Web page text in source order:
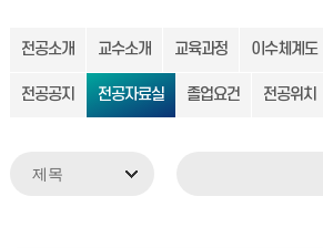
전공소개 교수소개 교육과정 이수체계도
전공공지 전공자료실 졸업요건 전공위치